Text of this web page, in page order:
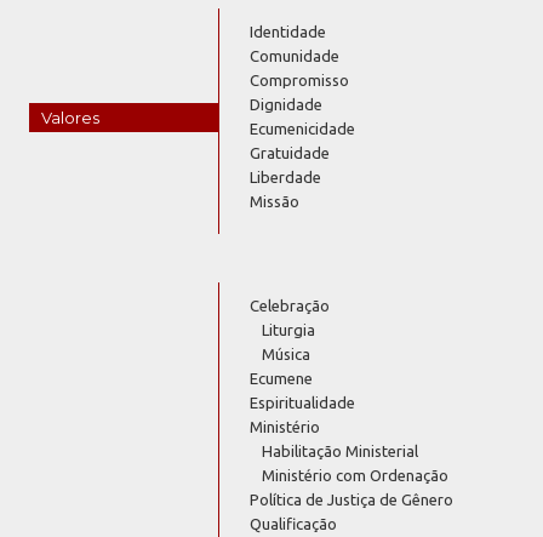
Valores
Identidade
Comunidade
Compromisso
Dignidade
Ecumenicidade
Gratuidade
Liberdade
Missão
Celebração
Liturgia
Música
Ecumene
Espiritualidade
Ministério
Habilitação Ministerial
Ministério com Ordenação
Política de Justiça de Gênero
Qualificação